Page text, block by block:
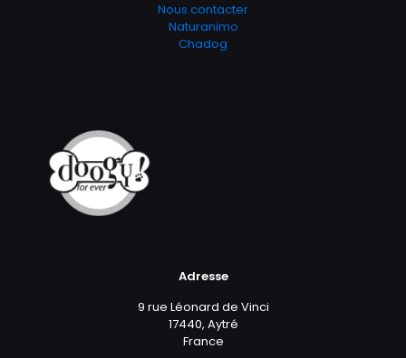
Nous contacter
Naturanimo
Chadog
Adresse
9 rue Léonard de Vinci
17440, Aytré
France